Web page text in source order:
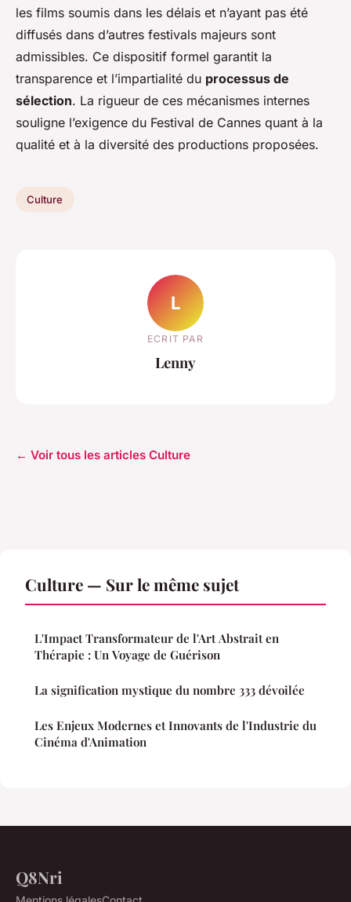
les films soumis dans les délais et n’ayant pas été
diffusés dans d’autres festivals majeurs sont
admissibles. Ce dispositif formel garantit la
transparence et l’impartialité du processus de
sélection. La rigueur de ces mécanismes internes
souligne l’exigence du Festival de Cannes quant à la
qualité et à la diversité des productions proposées.
Culture
L
ECRIT PAR
Lenny
← Voir tous les articles Culture
Culture — Sur le même sujet
L'Impact Transformateur de l'Art Abstrait en
Thérapie : Un Voyage de Guérison
La signification mystique du nombre 333 dévoilée
Les Enjeux Modernes et Innovants de l'Industrie du
Cinéma d'Animation
Q8Nri